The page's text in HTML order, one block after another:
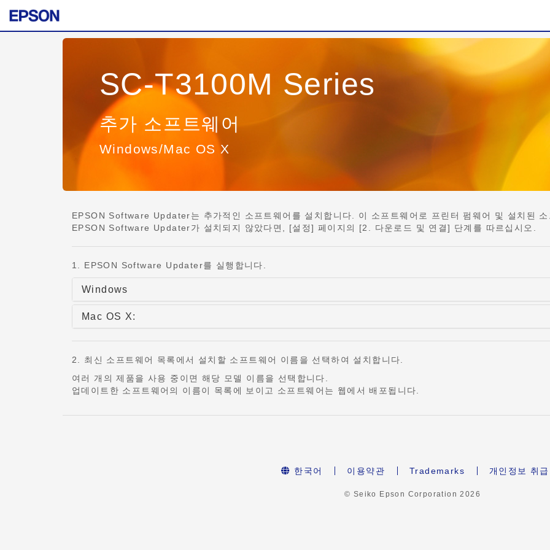
SC-T3100M Series
추가 소프트웨어
Windows/Mac OS X
EPSON Software Updater는 추가적인 소프트웨어를 설치합니다. 이 소프트웨어로 프린터 펌웨어 및 설치된
EPSON Software Updater가 설치되지 않았다면, [설정] 페이지의 [2. 다운로드 및 연결] 단계를 따르십시오.
1. EPSON Software Updater를 실행합니다.
Windows
Mac OS X:
2. 최신 소프트웨어 목록에서 설치할 소프트웨어 이름을 선택하여 설치합니다.
여러 개의 제품을 사용 중이면 해당 모델 이름을 선택합니다.
업데이트한 소프트웨어의 이름이 목록에 보이고 소프트웨어는 웹에서 배포됩니다.
한국어 이용약관 Trademarks 개인정보 취
© Seiko Epson Corporation2026